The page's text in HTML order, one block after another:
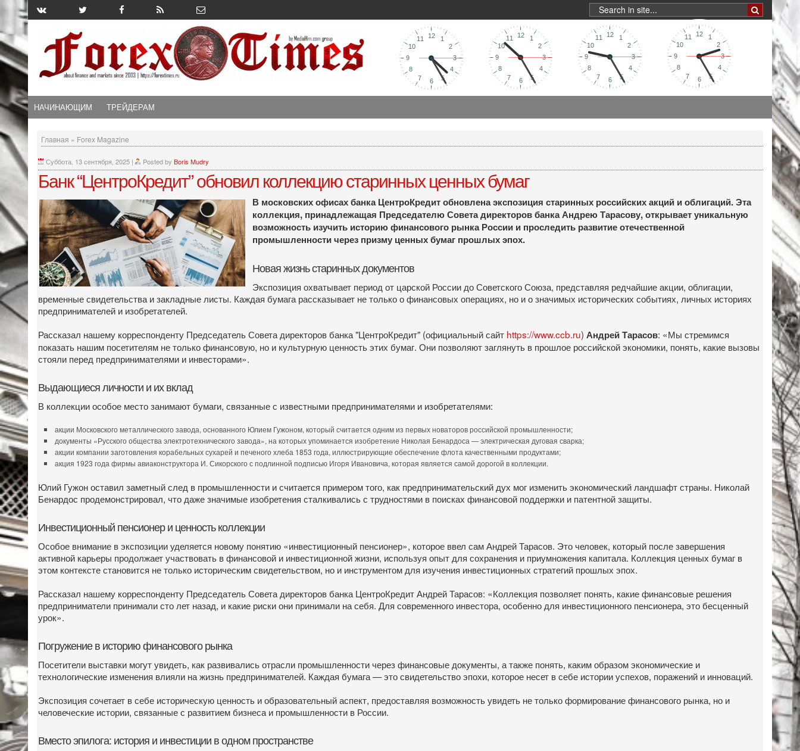
НАЧИНАЮЩИМ ТРЕЙДЕРАМ
Главная » Forex Magazine
Суббота, 13 сентября, 2025 | Posted by Boris Mudry
Банк “ЦентроКредит” обновил коллекцию старинных ценных бумаг
В московских офисах банка ЦентроКредит обновлена экспозиция старинных российских акций и облигаций. Эта
коллекция, принадлежащая Председателю Совета директоров банка Андрею Тарасову, открывает уникальную
возможность изучить историю финансового рынка России и проследить развитие отечественной
промышленности через призму ценных бумаг прошлых эпох.
Новая жизнь старинных документов
Экспозиция охватывает период от царской России до Советского Союза, представляя редчайшие акции, облигации,
временные свидетельства и закладные листы. Каждая бумага рассказывает не только о финансовых операциях, но и о значимых исторических событиях, личных историях
предпринимателей и изобретателей.
Рассказал нашему корреспонденту Председатель Совета директоров банка "ЦентроКредит" (официальный сайт https://www.ccb.ru) Андрей Тарасов: «Мы стремимся
показать нашим посетителям не только финансовую, но и культурную ценность этих бумаг. Они позволяют заглянуть в прошлое российской экономики, понять, какие вызовы
стояли перед предпринимателями и инвесторами».
Выдающиеся личности и их вклад
В коллекции особое место занимают бумаги, связанные с известными предпринимателями и изобретателями:
акции Московского металлического завода, основанного Юлием Гужоном, который считается одним из первых новаторов российской промышленности;
документы «Русского общества электротехнического завода», на которых упоминается изобретение Николая Бенардоса — электрическая дуговая сварка;
акции компании заготовления корабельных сухарей и печеного хлеба 1853 года, иллюстрирующие обеспечение флота качественными продуктами;
акция 1923 года фирмы авиаконструктора И. Сикорского с подлинной подписью Игоря Ивановича, которая является самой дорогой в коллекции.
Юлий Гужон оставил заметный след в промышленности и считается примером того, как предпринимательский дух мог изменить экономический ландшафт страны. Николай
Бенардос продемонстрировал, что даже значимые изобретения сталкивались с трудностями в поисках финансовой поддержки и патентной защиты.
Инвестиционный пенсионер и ценность коллекции
Особое внимание в экспозиции уделяется новому понятию «инвестиционный пенсионер», которое ввел сам Андрей Тарасов. Это человек, который после завершения
активной карьеры продолжает участвовать в финансовой и инвестиционной жизни, используя опыт для сохранения и приумножения капитала. Коллекция ценных бумаг в
этом контексте становится не только историческим свидетельством, но и инструментом для изучения инвестиционных стратегий прошлых эпох.
Рассказал нашему корреспонденту Председатель Совета директоров банка ЦентроКредит Андрей Тарасов: «Коллекция позволяет понять, какие финансовые решения
предприниматели принимали сто лет назад, и какие риски они принимали на себя. Для современного инвестора, особенно для инвестиционного пенсионера, это бесценный
урок».
Погружение в историю финансового рынка
Посетители выставки могут увидеть, как развивались отрасли промышленности через финансовые документы, а также понять, каким образом экономические и
технологические изменения влияли на жизнь предпринимателей. Каждая бумага — это свидетельство эпохи, которое несет в себе истории успехов, поражений и инноваций.
Экспозиция сочетает в себе историческую ценность и образовательный аспект, предоставляя возможность увидеть не только формирование финансового рынка, но и
человеческие истории, связанные с развитием бизнеса и промышленности в России.
Вместо эпилога: история и инвестиции в одном пространстве